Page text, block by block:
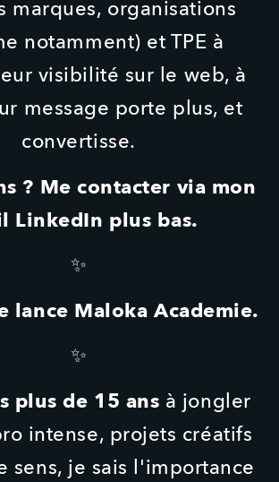
marques, organisations
notamment) et TPE à
visibilité sur le web, à
message porte plus, et
convertisse.
? Me contacter via mon
LinkedIn plus bas.
✨
✨
plus de 15 ans à jongler
intense, projets créatifs
sens, je sais l'importance